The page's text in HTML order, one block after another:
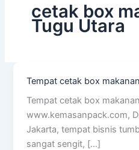
cetak box
Tugu Utara
Tempat cetak box
Tempat cetak box
www.kemasanpack.com,
Jakarta, tempat bisnis
sangat sengit, […]
Tempat
cetak
box
makanan
di